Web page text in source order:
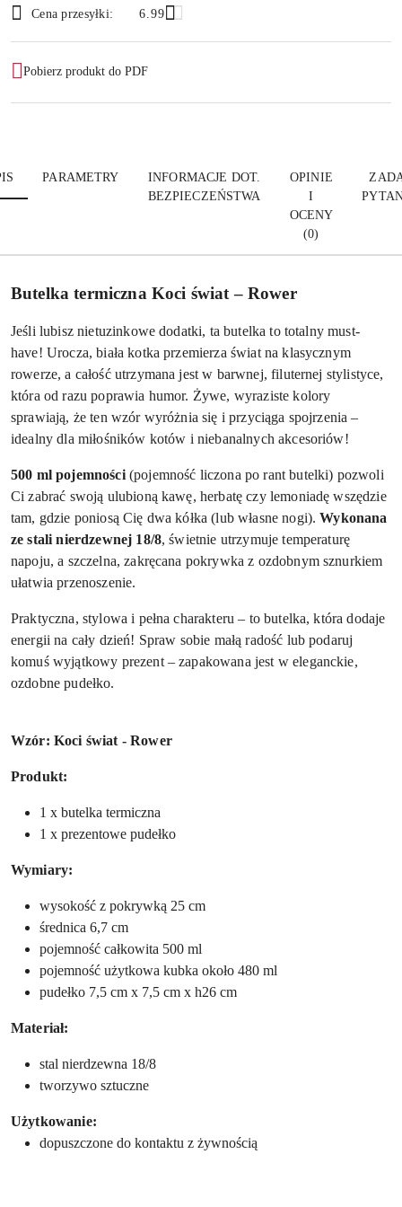
dostawa
Cena przesyłki: 6.99
Pobierz produkt do PDF
PARAMETRY
INFORMACJE DOT.
BEZPIECZEŃSTWA
OPINIE
I
OCENY
(0)
Butelka termiczna Koci świat – Rower
Jeśli lubisz nietuzinkowe dodatki, ta butelka to totalny must-
have! Urocza, biała kotka przemierza świat na klasycznym
rowerze, a całość utrzymana jest w barwnej, filuternej stylistyce,
która od razu poprawia humor. Żywe, wyraziste kolory
sprawiają, że ten wzór wyróżnia się i przyciąga spojrzenia –
idealny dla miłośników kotów i niebanalnych akcesoriów!
500 ml pojemności(pojemność liczona po rant butelki) pozwoli
Ci zabrać swoją ulubioną kawę, herbatę czy lemoniadę wszędzie
tam, gdzie poniosą Cię dwa kółka (lub własne nogi).Wykonana
ze stali nierdzewnej 18/8, świetnie utrzymuje temperaturę
napoju, a szczelna, zakręcana pokrywka z ozdobnym sznurkiem
ułatwia przenoszenie.
Praktyczna, stylowa i pełna charakteru – to butelka, która dodaje
energii na cały dzień! Spraw sobie małą radość lub podaruj
komuś wyjątkowy prezent – zapakowana jest w eleganckie,
ozdobne pudełko.
Wzór: Koci świat - Rower
Produkt:
1 x butelka termiczna
1 x prezentowe pudełko
Wymiary:
wysokość z pokrywką 25 cm
średnica 6,7 cm
pojemność całkowita 500 ml
pojemność użytkowa kubka około 480 ml
pudełko 7,5 cm x 7,5 cm x h26 cm
Materiał:
stal nierdzewna 18/8
tworzywo sztuczne
Użytkowanie:
dopuszczone do kontaktu z żywnością